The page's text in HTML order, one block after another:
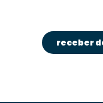
receber